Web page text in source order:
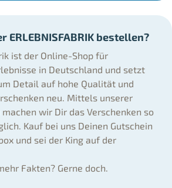
ERLEBNISFABRIK bestellen?
ist der Online-Shop für
in Deutschland und setzt
Detail auf hohe Qualität und
neu. Mittels unserer
machen wir Dir das Verschenken so
Kauf bei uns Deinen Gutschein
und sei der King auf der
Fakten? Gerne doch.